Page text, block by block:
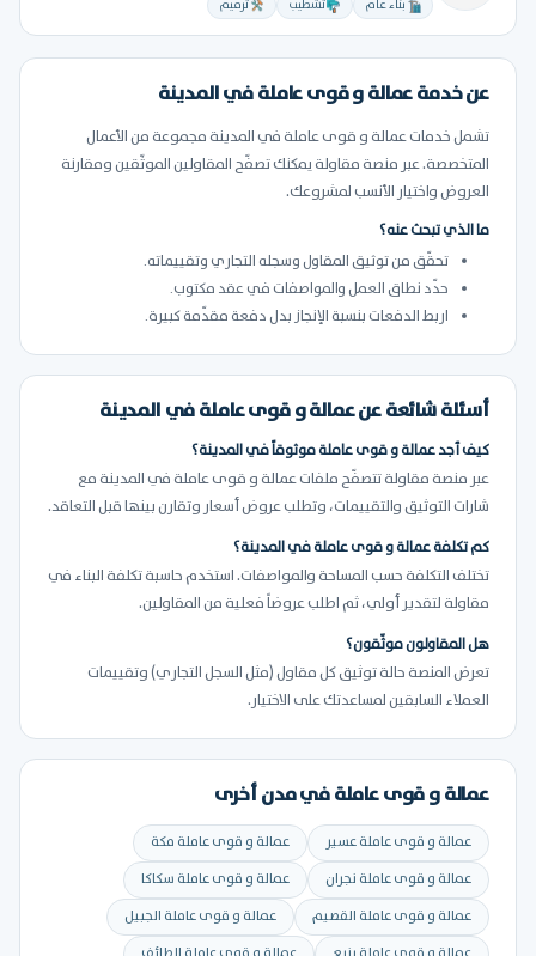
بناء عام تشطيب ترميم
عن خدمة عمالة و قوى عاملة في المدينة
تشمل خدمات عمالة و قوى عاملة في المدينة مجموعة من الأعمال
المتخصصة. عبر منصة مقاولة يمكنك تصفّح المقاولين الموثّقين ومقارنة
العروض واختيار الأنسب لمشروعك.
ما الذي تبحث عنه؟
تحقّق من توثيق المقاول وسجله التجاري وتقييماته.
حدّد نطاق العمل والمواصفات في عقد مكتوب.
اربط الدفعات بنسبة الإنجاز بدل دفعة مقدّمة كبيرة.
أسئلة شائعة عن عمالة و قوى عاملة في المدينة
كيف أجد عمالة و قوى عاملة موثوقاً في المدينة؟
عبر منصة مقاولة تتصفّح ملفات عمالة و قوى عاملة في المدينة مع
شارات التوثيق والتقييمات، وتطلب عروض أسعار وتقارن بينها قبل التعاقد.
كم تكلفة عمالة و قوى عاملة في المدينة؟
تختلف التكلفة حسب المساحة والمواصفات. استخدم حاسبة تكلفة البناء في
مقاولة لتقدير أولي، ثم اطلب عروضاً فعلية من المقاولين.
هل المقاولون موثّقون؟
تعرض المنصة حالة توثيق كل مقاول (مثل السجل التجاري) وتقييمات
العملاء السابقين لمساعدتك على الاختيار.
عمالة و قوى عاملة في مدن أخرى
عمالة و قوى عاملة عسير
عمالة و قوى عاملة مكة
عمالة و قوى عاملة نجران
عمالة و قوى عاملة سكاكا
عمالة و قوى عاملة القصيم
عمالة و قوى عاملة الجبيل